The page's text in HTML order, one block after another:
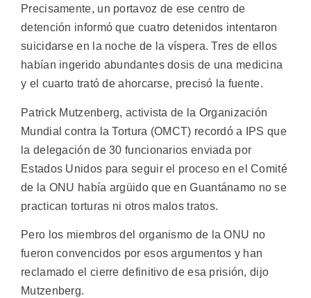
Precisamente, un portavoz de ese centro de
detención informó que cuatro detenidos intentaron
suicidarse en la noche de la víspera. Tres de ellos
habían ingerido abundantes dosis de una medicina
y el cuarto trató de ahorcarse, precisó la fuente.
Patrick Mutzenberg, activista de la Organización
Mundial contra la Tortura (OMCT) recordó a IPS que
la delegación de 30 funcionarios enviada por
Estados Unidos para seguir el proceso en el Comité
de la ONU había argüido que en Guantánamo no se
practican torturas ni otros malos tratos.
Pero los miembros del organismo de la ONU no
fueron convencidos por esos argumentos y han
reclamado el cierre definitivo de esa prisión, dijo
Mutzenberg.